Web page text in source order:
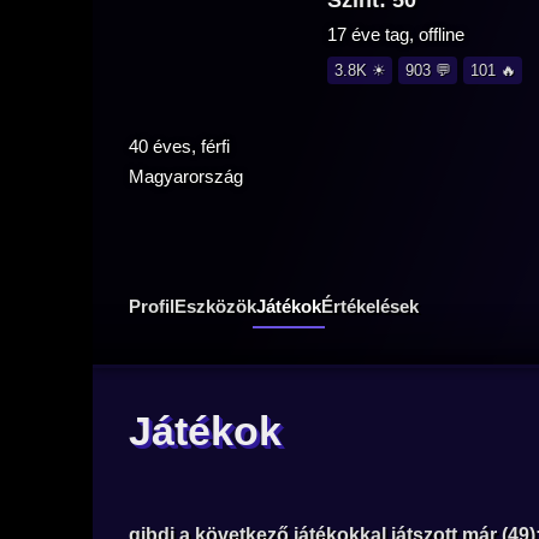
17 éve tag, offline
3.8K ☀ 903 💬 101 🔥
40 éves, férfi
Magyarország
ProfilEszközökJátékokÉrtékelések
Játékok
gibdj a következő játékokkal játszott már